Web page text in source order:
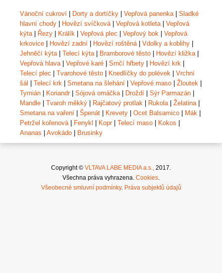
Vánoční cukroví | Dorty a dortíčky | Vepřová panenka | Sladké
hlavní chody | Hovězí svíčková | Vepřová kotleta | Vepřová
kýta | Řezy | Králík | Vepřová plec | Vepřový bok | Vepřová
krkovice | Hovězí zadní | Hovězí roštěná | Vdolky a koblihy |
Jehněčí kýta | Telecí kýta | Bramborové těsto | Hovězí kližka |
Vepřová hlava | Vepřové karé | Srnčí hřbety | Hovězí krk |
Telecí plec | Tvarohové těsto | Knedlíčky do polévek | Vrchní
šál | Telecí krk | Smetana na šlehání | Vepřové maso | Žloutek |
Tymián | Koriandr| Sójová omáčka | Droždí | Sýr Parmazán |
Mandle | Tvaroh měkký | Rajčatový protlak | Rukola | Želatina |
Smetana na vaření | Špenát | Krevety | Ocet Balsamico | Mák |
Petržel kořenová | Fenykl | Kopr| Telecí maso | Kokos |
Ananas | Avokádo | Brusinky
Copyright © VLTAVA LABE MEDIA a.s.,
2017.
Všechna práva vyhrazena. Cookies
Všeobecné smluvní podmínky. Práva subjektů údajů